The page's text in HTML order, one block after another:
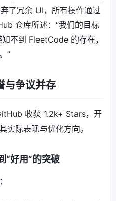
了冗余 UI，所有操作通过
仓库所述：“我们的目标
不到 FleetCode 的存在，
”
与争议并存
收获 1.2k+ Stars，开
实际表现与优化方向。
“好用”的突破